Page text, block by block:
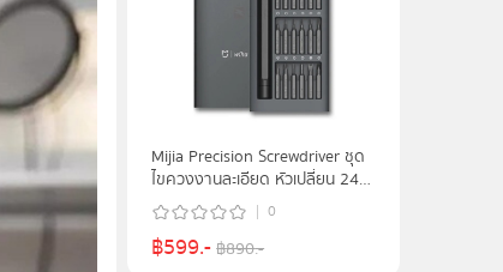
Mijia Precision Screwdriver ชุด
ไขควงงานละเอียด หัวเปลี่ยน 24
แบบ
0
฿599.-฿890.-